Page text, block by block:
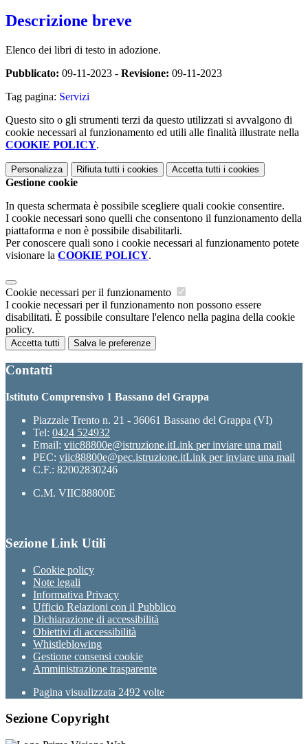
Descrizione breve
Elenco dei libri di testo in adozione.
Pubblicato: 09-11-2023 - Revisione: 09-11-2023
Tag pagina: Servizi
Questo sito o gli strumenti terzi da questo utilizzati si avvalgono di
cookie necessari al funzionamento ed utili alle finalità illustrate nella
COOKIE POLICY.
Personalizza Rifiuta tutti i cookies Accetta tutti i cookies
Gestione cookie
In questa schermata è possibile scegliere quali cookie consentire.
I cookie necessari sono quelli che consentono il funzionamento della
piattaforma e non è possibile disabilitarli.
Per conoscere quali sono i cookie necessari al funzionamento potete
visionare la COOKIE POLICY.
Cookie necessari per il funzionamento
I cookie necessari per il funzionamento non possono essere
disabilitati. È possibile consultare l'elenco nella pagina della cookie
policy.
Accetta tutti Salva le preferenze
Contatti
Istituto Comprensivo 1 Bassano del Grappa
Piazzale Trento n. 21 - 36061 Bassano del Grappa (VI)
Tel: 0424 524932
Email: viic88800e@istruzione.itLink per inviare una mail
PEC: viic88800e@pec.istruzione.itLink per inviare una mail
C.F.: 82002830246
C.M. VIIC88800E
Sezione Link Utili
Cookie policy
Note legali
Informativa Privacy
Ufficio Relazioni con il Pubblico
Dichiarazione di accessibilità
Obiettivi di accessibilità
Whistleblowing
Gestione consensi cookie
Amministrazione trasparente
Pagina visualizzata 2492 volte
Sezione Copyright